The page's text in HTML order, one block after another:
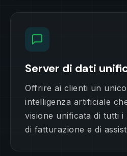
Server di dati
Offrire ai clienti un
intelligenza artificiale
visione unificata di tutti i
di fatturazione e di